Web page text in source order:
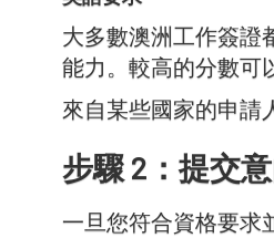
大多數澳洲工作簽證
能力。較高的分數可
來自某些國家的申請
步驟 2：提交
一旦您符合資格要求